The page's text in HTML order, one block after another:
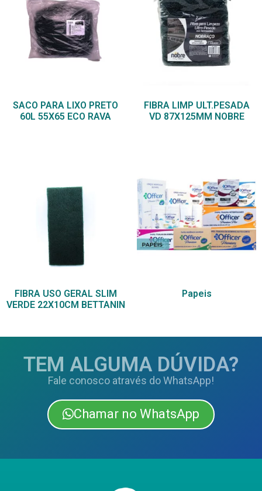
SACO PARA LIXO PRETO
60L 55X65 ECO RAVA
FIBRA LIMP ULT.PESADA
VD 87X125MM NOBRE
FIBRA USO GERAL SLIM
VERDE 22X10CM BETTANIN
Papeis
TEM ALGUMA DÚVIDA?
Fale conosco através do WhatsApp!
Chamar no WhatsApp